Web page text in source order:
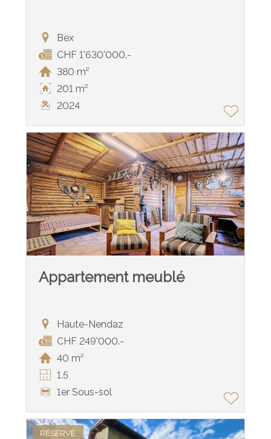
Bex
CHF 1'630'000.-
380 m²
201 m²
2024
Appartement meublé
Haute-Nendaz
CHF 249'000.-
40 m²
1.5
1er Sous-sol
RÉSERVÉ